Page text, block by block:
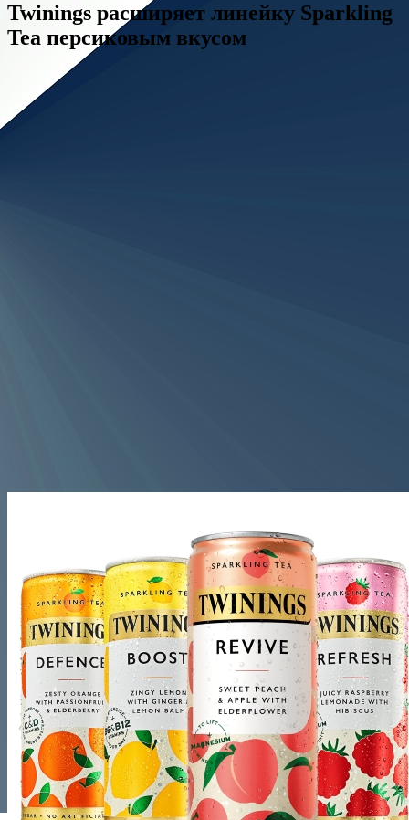
Twinings расширяет линейку Sparkling
Tea персиковым вкусом